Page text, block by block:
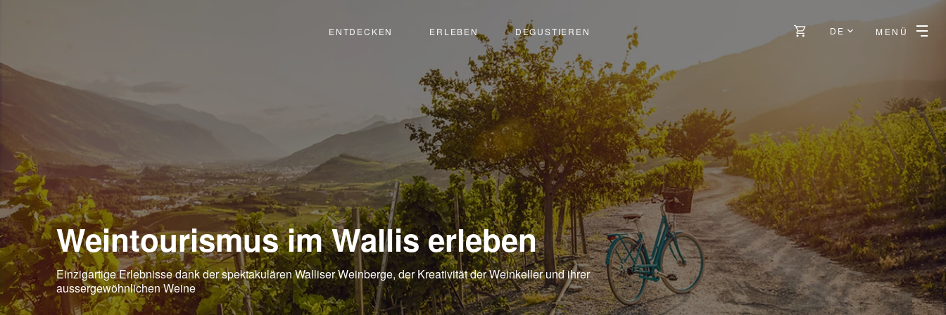
ENTDECKEN ERLEBEN DEGUSTIEREN DE MENÜ
Weintourismus im Wallis erleben
Einzigartige Erlebnisse dank der spektakulären Walliser Weinberge, der Kreativität der Weinkeller und ihrer
aussergewöhnlichen Weine